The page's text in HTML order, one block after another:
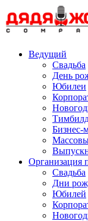
to
content
Ведущий
Свадьба
День
Юбилеи
Бизнес-
Организация
Свадьба
Дни
Юбилей